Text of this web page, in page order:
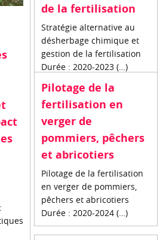
de la fertilisation
Stratégie alternative au
désherbage chimique et
gestion de la fertilisation
Durée : 2020-2023 (…)
Pilotage de la
fertilisation en
verger de
pommiers, pêchers
et abricotiers
Pilotage de la fertilisation
en verger de pommiers,
pêchers et abricotiers
Durée : 2020-2024 (…)